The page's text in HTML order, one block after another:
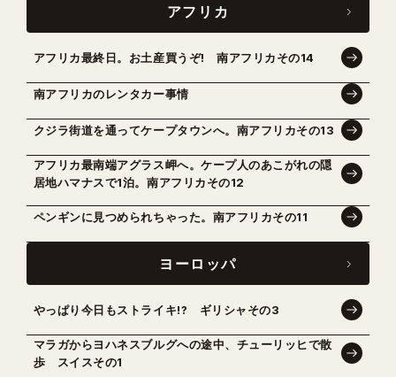
アフリカ
アフリカ最終日。お土産買うぞ! 南アフリカその14
南アフリカのレンタカー事情
クジラ街道を通ってケープタウンへ。南アフリカその13
アフリカ最南端アグラス岬へ。ケープ人のあこがれの隠
居地ハマナスで1泊。南アフリカその12
ペンギンに見つめられちゃった。南アフリカその11
ヨーロッパ
やっぱり今日もストライキ!? ギリシャその3
マラガからヨハネスブルグへの途中、チューリッヒで散
歩 スイスその1